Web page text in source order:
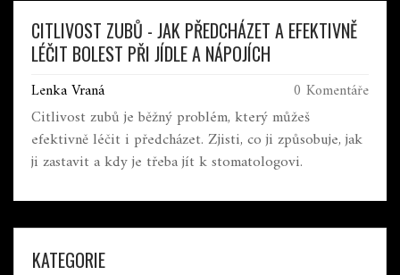
CITLIVOST ZUBŮ - JAK PŘEDCHÁZET A EFEKTIVNĚ
LÉČIT BOLEST PŘI JÍDLE A NÁPOJÍCH
Lenka Vraná 0 Komentáře
Citlivost zubů je běžný problém, který můžeš
efektivně léčit i předcházet. Zjisti, co ji způsobuje, jak
ji zastavit a kdy je třeba jít k stomatologovi.
KATEGORIE